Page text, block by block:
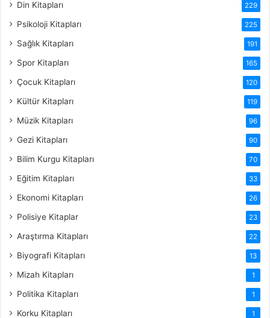
Din Kitapları 229
Psikoloji Kitapları 225
Sağlık Kitapları 191
Spor Kitapları 165
Çocuk Kitapları 120
Kültür Kitapları 119
Müzik Kitapları 96
Gezi Kitapları 90
Bilim Kurgu Kitapları 70
Eğitim Kitapları 33
Ekonomi Kitapları 26
Polisiye Kitaplar 23
Araştırma Kitapları 22
Biyografi Kitapları 13
Mizah Kitapları 1
Politika Kitapları 1
Korku Kitapları 1